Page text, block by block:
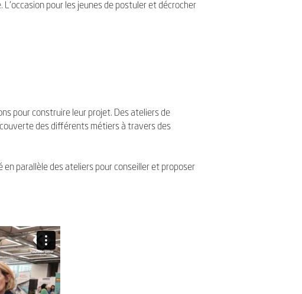
pour les jeunes de postuler et décrocher
pour construire leur projet. Des ateliers de
des différents métiers à travers des
parallèle des ateliers pour conseiller et proposer